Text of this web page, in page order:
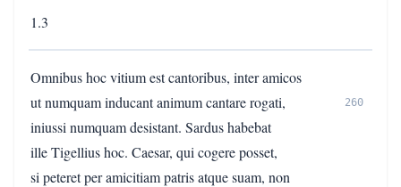
1.3
Omnibus hoc vitium est cantoribus, inter amicos
ut numquam inducant animum cantare rogati,
260
iniussi numquam desistant. Sardus habebat
ille Tigellius hoc. Caesar, qui cogere posset,
si peteret per amicitiam patris atque suam, non